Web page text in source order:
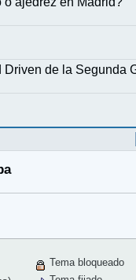
Driven de la Segunda
Tema bloqueado